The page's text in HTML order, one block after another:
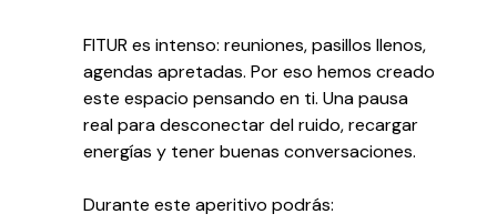
FITUR es intenso: reuniones, pasillos llenos,
agendas apretadas. Por eso hemos creado
este espacio pensando en ti. Una pausa
real para desconectar del ruido, recargar
energías y tener buenas conversaciones.
Durante este aperitivo podrás: